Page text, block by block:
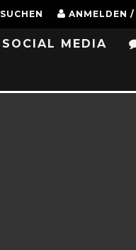
SUCHEN ANMELDEN /
SOCIAL MEDIA